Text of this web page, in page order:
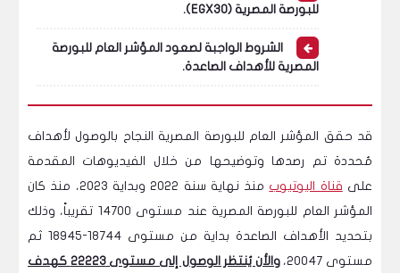
للبورصة المصرية (EGX30).
الشروط الواجبة لصعود المؤشر العام للبورصة
المصرية للأهداف الصاعدة.
قد حقق المؤشر العام للبورصة المصرية النجاح بالوصول لأهداف
مُحددة تم رصدها وتوضيحها من خلال الفيديوهات المقدمة
على قناة اليوتيوب
منذ نهاية سنة 2022 وبداية 2023، منذ كان
المؤشر العام للبورصة المصرية عند مستوى 14700 تقريباً، وذلك
بتحديد الأهداف الصاعدة بداية من مستوى 18744-18945 ثم
مستوى 20047،
والأن يُنتظر الوصول إلى مستوى 22223 كهدف